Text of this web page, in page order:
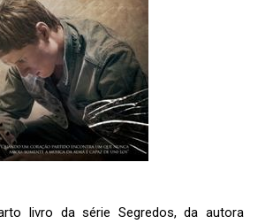
livro da série Segredos, da autora